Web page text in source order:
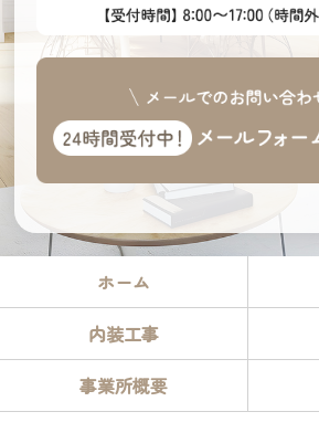
ホーム
内装工事
事業所概要